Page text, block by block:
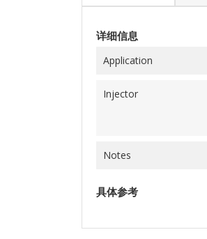
详细信息
Application
Injector
Notes
具体参考